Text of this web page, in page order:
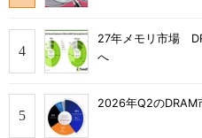
27年メモリ市場
へ
2026年Q2のDRAM